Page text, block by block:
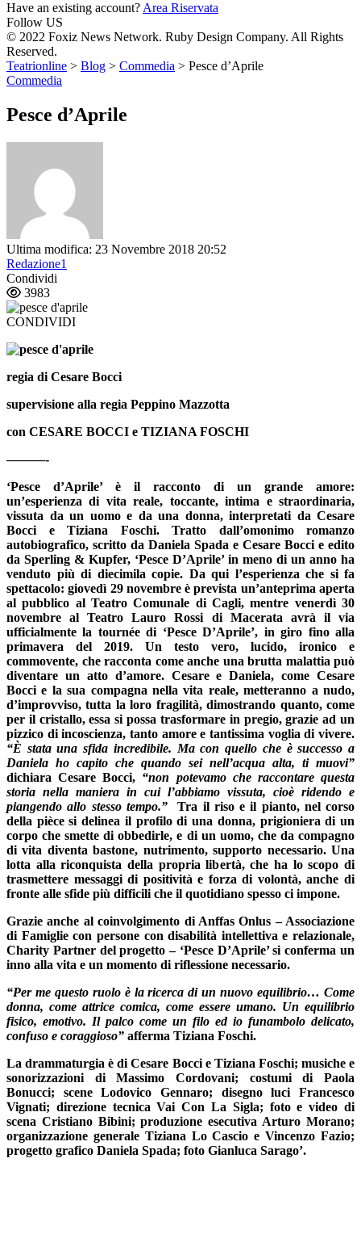
Have an existing account? Area Riservata
Follow US
© 2022 Foxiz News Network. Ruby Design Company. All Rights
Reserved.
Teatrionline > Blog > Commedia > Pesce d’Aprile
Commedia
Pesce d’Aprile
Ultima modifica: 23 Novembre 2018 20:52
Redazione1
Condividi
3983
CONDIVIDI
regia di Cesare Bocci
supervisione alla regia Peppino Mazzotta
con CESARE BOCCI e TIZIANA FOSCHI
———-
‘Pesce d’Aprile’è il racconto di un grande amore:
un’esperienza di vita reale, toccante, intima e straordinaria,
vissuta da un uomo e da una donna, interpretati da Cesare
Bocci e Tiziana Foschi. Tratto dall’omonimo romanzo
autobiografico, scritto da Daniela Spada e Cesare Bocci e edito
da Sperling & Kupfer, ‘Pesce D’Aprile’ in meno di un anno ha
venduto più di diecimila copie. Da qui l’esperienza che si fa
spettacolo:giovedì 29 novembre è prevista un’anteprima aperta
al pubblico al Teatro Comunale di Cagli, mentre venerdì 30
novembre al Teatro Lauro Rossi di Macerata avrà il via
ufficialmente la tournée di ‘Pesce D’Aprile’, in giro fino alla
primavera del 2019. Un testo vero, lucido, ironico e
commovente, che racconta come anche una brutta malattia può
diventare un atto d’amore. Cesare e Daniela, come Cesare
Bocci e la sua compagna nella vita reale, metteranno a nudo,
d’improvviso, tutta la loro fragilità, dimostrando quanto, come
per il cristallo, essa si possa trasformare in pregio, grazie ad un
pizzico di incoscienza, tanto amore e tantissima voglia di vivere.
“È stata una sfida incredibile. Ma con quello che è successo a
Daniela ho capito che quando sei nell’acqua alta, ti muovi”
dichiara Cesare Bocci, “non potevamo che raccontare questa
storia nella maniera in cui l’abbiamo vissuta, cioè ridendo e
piangendo allo stesso tempo.”Tra il riso e il pianto, nel corso
della pièce si delinea il profilo di una donna, prigioniera di un
corpo che smette di obbedirle, e di un uomo, che da compagno
di vita diventa bastone, nutrimento, supporto necessario. Una
lotta alla riconquista della propria libertà, che ha lo scopo di
trasmettere messaggi di positività e forza di volontà, anche di
fronte alle sfide più difficili che il quotidiano spesso ci impone.
Grazie anche al coinvolgimento di Anffas Onlus – Associazione
di Famiglie con persone con disabilità intellettiva e relazionale,
Charity Partner del progetto – ‘Pesce D’Aprile’ si conferma un
inno alla vita e un momento di riflessione necessario.
“Per me questo ruolo è la ricerca di un nuovo equilibrio… Come
donna, come attrice comica, come essere umano. Un equilibrio
fisico, emotivo. Il palco come un filo ed io funambolo delicato,
confuso e coraggioso” afferma Tiziana Foschi.
La drammaturgia è di Cesare Bocci e Tiziana Foschi; musiche e
sonorizzazioni di Massimo Cordovani; costumi di Paola
Bonucci; scene Lodovico Gennaro; disegno luci Francesco
Vignati; direzione tecnica Vai Con La Sigla; foto e video di
scena Cristiano Bibini; produzione esecutiva Arturo Morano;
organizzazione generale Tiziana Lo Cascio e Vincenzo Fazio;
progetto grafico Daniela Spada; foto Gianluca Sarago’.